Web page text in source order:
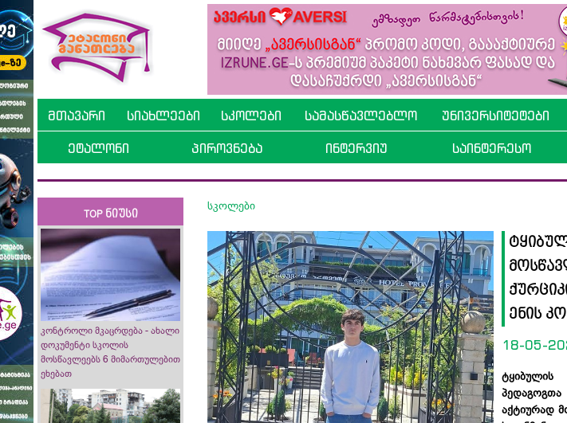
მთავარი სიახლეები სკოლები სამასწავლებლო უნივერსიტეტები
ეტალონი პიროვნება ინტერვიუ საინტერესო
TOP ნიუსი
კონტროლი მკაცრდება - ახალი
დოკუმენტი სკოლის
მოსწავლეებს 6 მიმართულებით
ეხებათ
სკოლები
ენის
18-05-
აქტიურად